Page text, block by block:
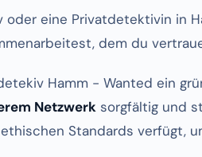
eine Privatdetektivin in
dem du
Hamm - Wanted ein
Netzwerk sorgfältig und
ethischen Standards verfügt,